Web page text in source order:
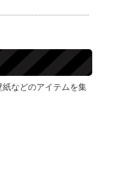
などのアイテムを集